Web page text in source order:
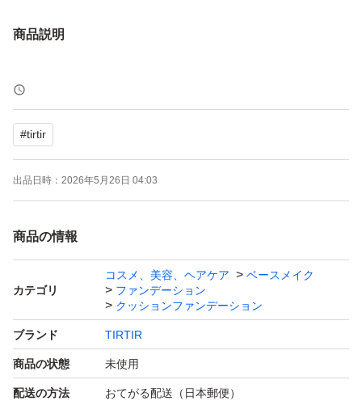
商品説明
#tirtir
出品日時： 2026年5月26日 04:03
商品の情報
カテゴリ
コスメ、美容、ヘアケア
ベースメイク
ファンデーション
クッションファンデーション
ブランド TIRTIR
商品の状態 未使用
配送の方法 おてがる配送（日本郵便）